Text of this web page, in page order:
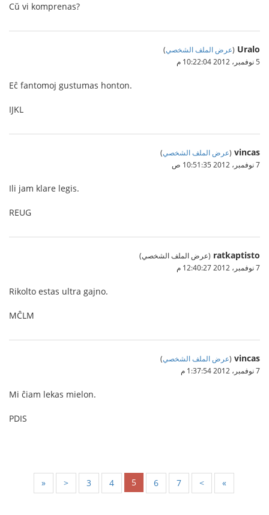
Cŭ vi komprenas?
Uralo
(عرض الملف الشخصي)
5 نوفمبر، 2012 10:22:04 م
Eĉ fantomoj gustumas honton.
IJKL
vincas
(عرض الملف الشخصي)
7 نوفمبر، 2012 10:51:35 ص
Ili jam klare legis.
REUG
ratkaptisto (عرض الملف الشخصي)
7 نوفمبر، 2012 12:40:27 م
Rikolto estas ultra gajno.
MĈLM
vincas
(عرض الملف الشخصي)
7 نوفمبر، 2012 1:37:54 م
Mi ĉiam lekas mielon.
PDIS
« < 3 4 5 6 7 > »